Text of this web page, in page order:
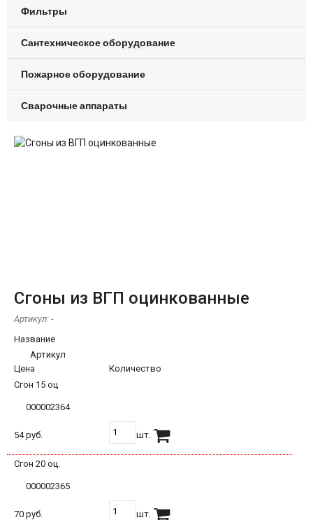
Фильтры
Сантехническое оборудование
Пожарное оборудование
Сварочные аппараты
Сгоны из ВГП оцинкованные
Артикул: -
Название
Артикул
Цена
Количество
Сгон 15 оц
000002364
54 руб. шт.
Сгон 20 оц.
000002365
70 руб. шт.